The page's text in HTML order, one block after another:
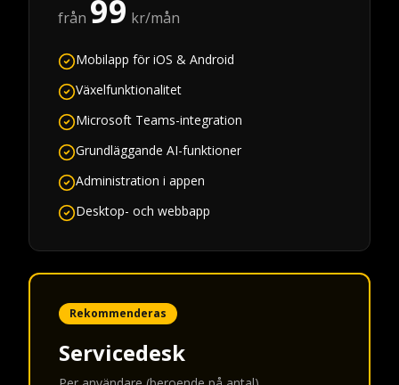
från 99 kr/mån
Mobilapp för iOS & Android
Växelfunktionalitet
Microsoft Teams-integration
Grundläggande AI-funktioner
Administration i appen
Desktop- och webbapp
Rekommenderas
Servicedesk